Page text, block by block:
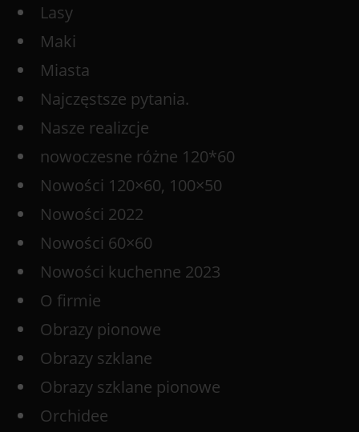
Lasy
Maki
Miasta
Najczęstsze pytania.
Nasze realizcje
nowoczesne różne 120*60
Nowości 120×60, 100×50
Nowości 2022
Nowości 60×60
Nowości kuchenne 2023
O firmie
Obrazy pionowe
Obrazy szklane
Obrazy szklane pionowe
Orchidee